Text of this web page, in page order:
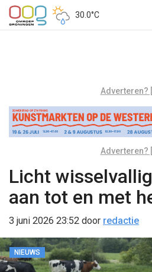
30.0°C
Adverteren?
Adverteren?
Licht
aan tot en met
3 juni 2026 23:52 door redactie
NIEUWS